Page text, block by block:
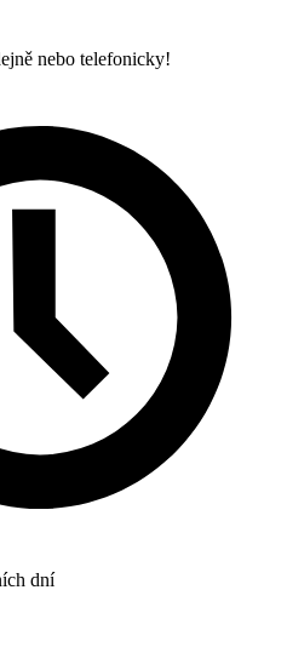
nebo telefonicky!
dní